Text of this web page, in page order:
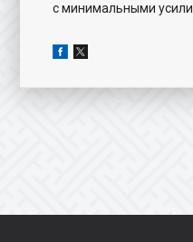
с минимальными